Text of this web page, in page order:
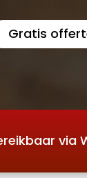
Gratis
via